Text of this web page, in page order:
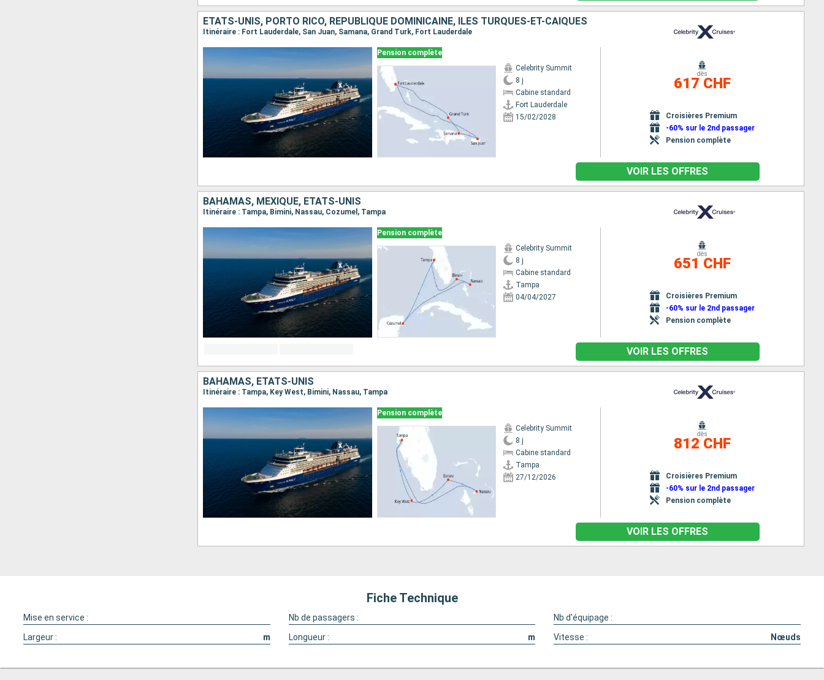
ÉTATS-UNIS, PORTO RICO, RÉPUBLIQUE DOMINICAINE, ÎLES TURQUES-ET-CAÏQUES
Itinéraire : Fort Lauderdale, San Juan, Samana, Grand Turk, Fort Lauderdale
Pension complète
Celebrity Summit
8 j
Cabine standard
Fort Lauderdale
15/02/2028
dès
617 CHF
Croisières Premium
-60% sur le 2nd passager
Pension complète
VOIR LES OFFRES
BAHAMAS, MEXIQUE, ÉTATS-UNIS
Itinéraire : Tampa, Bimini, Nassau, Cozumel, Tampa
Pension complète
Celebrity Summit
8 j
Cabine standard
Tampa
04/04/2027
dès
651 CHF
Croisières Premium
-60% sur le 2nd passager
Pension complète
VOIR LES OFFRES
BAHAMAS, ÉTATS-UNIS
Itinéraire : Tampa, Key West, Bimini, Nassau, Tampa
Pension complète
Celebrity Summit
8 j
Cabine standard
Tampa
27/12/2026
dès
812 CHF
Croisières Premium
-60% sur le 2nd passager
Pension complète
VOIR LES OFFRES
Fiche Technique
Mise en service : Nb de passagers :
Nb d'équipage :
Largeur :
m Longueur : m Vitesse : Nœuds